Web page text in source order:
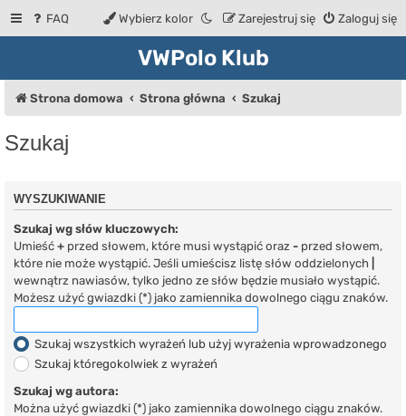
FAQ Zaloguj się
Zarejestruj się
Wybierz kolor
VWPolo Klub
Strona domowa Strona główna Szukaj
Szukaj
WYSZUKIWANIE
Szukaj wg słów kluczowych:
Umieść + przed słowem, które musi wystąpić oraz - przed słowem,
które nie może wystąpić. Jeśli umieścisz listę słów oddzielonych
wewnątrz nawiasów, tylko jedno ze słów będzie musiało wystąpić.
Możesz użyć gwiazdki (*) jako zamiennika dowolnego ciągu znaków.
Szukaj wszystkich wyrażeń lub użyj wyrażenia wprowadzonego
Szukaj któregokolwiek z wyrażeń
Szukaj wg autora:
Można użyć gwiazdki (*) jako zamiennika dowolnego ciągu znaków.